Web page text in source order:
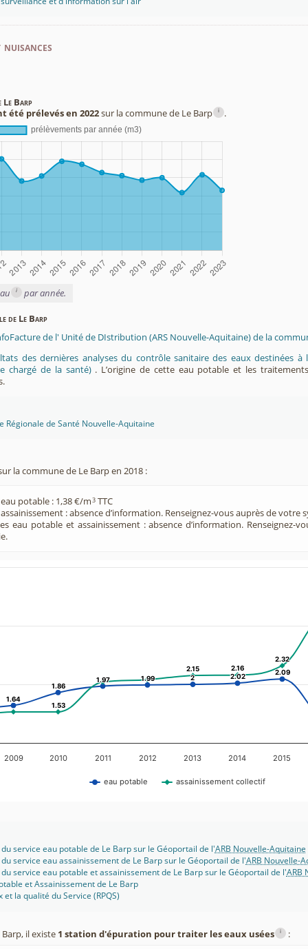
Le Barp
été prélevés en 2022sur la commune de Le Barp i .
i par année.
de Le Barp
de l' Unité de DIstribution (ARS Nouvelle-Aquitaine) de la
des dernières analyses du contrôle sanitaire des eaux destinées
chargé de la santé) . L’origine de cette eau potable et les
Régionale de Santé Nouvelle-Aquitaine
la commune de Le Barp en 2018 :
potable : 1,38 €/m3 TTC
: absence d’information. Renseignez-vous auprès de votre
eau potable et assainissement : absence d’information. Renseignez-
1.64
1.64
1.86
1.86
1.97
1.97 1.99
1.99 2
2 2.02
2.02
2.09
2.09
1.53
1.53
2.15
2.15 2.16
2.16
2.32
2.32
eau potable assainissement collectif
2009 2010 2011 2012 2013 2014 2015
service eau potable de Le Barp sur le Géoportail de l'ARB Nouvelle-Aquitaine
service eau assainissement de Le Barp sur le Géoportail de l'ARB Nouvelle-
service eau potable et assainissement de Le Barp sur le Géoportail de l'ARB
et Assainissement de Le Barp
la qualité du Service (RPQS)
il existe 1 station d'épuration pour traiter les eaux usées i :